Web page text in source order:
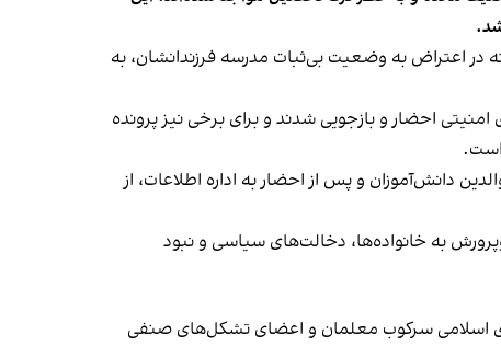
انار، طی هفته‌های گذشته در اعتراض به وضعیت بی‌ثبات مدرسه فرزندانشان، به
احضار و بازجویی شدند و برای برخی نیز پرونده
است.
دانش‌آموزان و پس از احضار به اداره اطلاعات، از
به خانواده‌ها، دخالت‌های سیاسی و نبود
اسلامی سرکوب معلمان و اعضای تشکل‌های صنفی